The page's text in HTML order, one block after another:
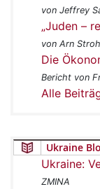
von Jeffrey
„Juden –
von Arn
Die
Bericht von
Alle
Ukraine
Ukraine:
ZMINA